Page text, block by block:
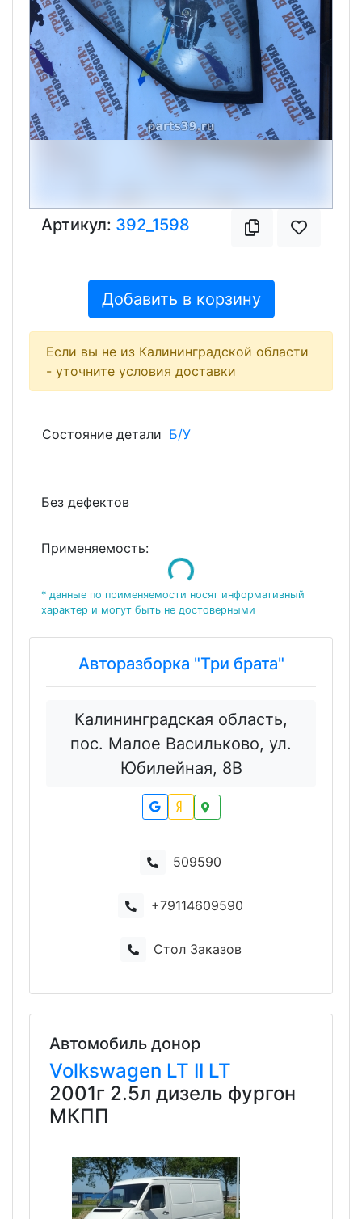
Артикул: 392_1598
Добавить в корзину
Если вы не из Калининградской области
- уточните условия доставки
Состояние детали Б/У
Без дефектов
Применяемость:
Loading...
* данные по применяемости носят информативный
характер и могут быть не достоверными
Авторазборка "Три брата"
Калининградская область,
пос. Малое Васильково, ул.
Юбилейная, 8В
509590
+79114609590
Стол Заказов
Автомобиль донор
Volkswagen LT II LT
2001г 2.5л дизель фургон
МКПП